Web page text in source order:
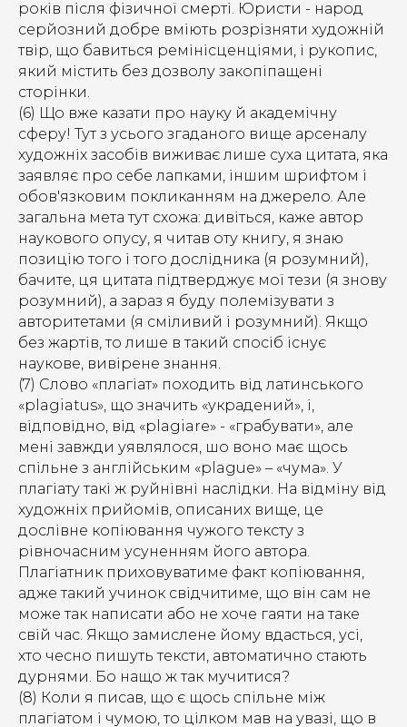
років після фізичної смерті. Юристи - народ
серйозний добре вміють розрізняти художній
твір, що бавиться ремінісценціями, і рукопис,
який містить без дозволу закопіпащені
сторінки.
(6) Що вже казати про науку й академічну
сферу! Тут з усього згаданого вище арсеналу
художніх засобів виживає лише суха цитата, яка
заявляє про себе лапками, іншим шрифтом і
обов'язковим покликанням на джерело. Але
загальна мета тут схожа: дивіться, каже автор
наукового опусу, я читав оту книгу, я знаю
позицію того і того дослідника (я розумний),
бачите, ця цитата підтверджує мої тези (я знову
розумний), а зараз я буду полемізувати з
авторитетами (я сміливий і розумний). Якщо
без жартів, то лише в такий спосіб існує
наукове, вивірене знання.
(7) Слово «плагіат» походить від латинського
«plagiatus», що значить «украдений», і,
відповідно, від «plagiare» - «грабувати», але
мені завжди уявлялося, шо воно має щось
спільне з англійським «plague» – «чума». У
плагіату такі ж руйнівні наслідки. На відміну від
художніх прийомів, описаних вище, це
дослівне копіювання чужого тексту з
рівночасним усуненням його автора.
Плагіатник приховуватиме факт копіювання,
адже такий учинок свідчитиме, що він сам не
може так написати або не хоче гаяти на таке
свій час. Якщо замислене йому вдасться, усі,
хто чесно пишуть тексти, автоматично стають
дурнями. Бо нащо ж так мучитися?
(8) Коли я писав, що є щось спільне між
плагіатом і чумою, то цілком мав на увазі, що в